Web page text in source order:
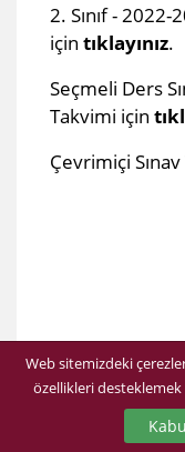
2. Sınıf - 2022-
için tıklayınız.
Seçmeli Ders
Takvimi için
Çevrimiçi
Web sitemizdeki
özellikleri desteklemek